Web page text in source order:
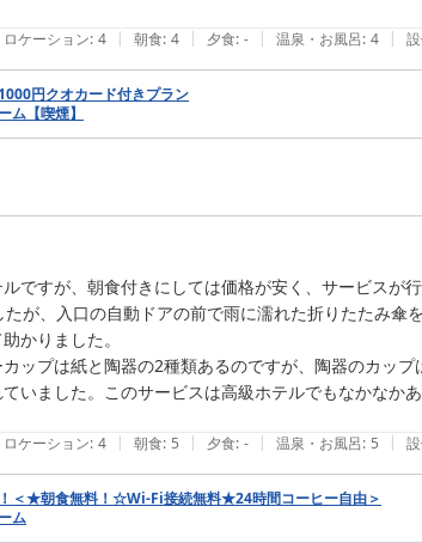
ロケーション: 4 | 朝食: 4 | 夕食: - | 温泉・お風呂: 4 |
円クオカード付きプラン
ム【喫煙】
ですが、朝食付きにしては価格が安く、サービスが行
が、入口の自動ドアの前で雨に濡れた折りたたみ傘
かりました。
ップは紙と陶器の2種類あるのですが、陶器のカッ
いました。このサービスは高級ホテルでもなかなかあ
ロケーション: 4 | 朝食: 5 | 夕食: - | 温泉・お風呂: 5 |
＜★朝食無料！☆Wi-Fi接続無料★24時間コーヒー自由＞
ム